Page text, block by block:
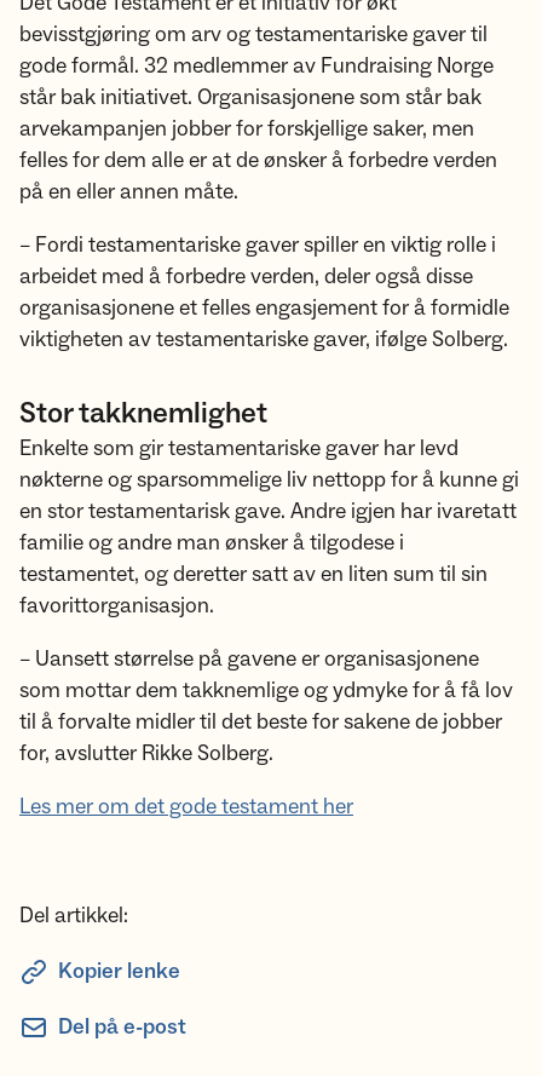
bevisstgjøring om arv og testamentariske gaver til
gode formål. 32 medlemmer av Fundraising Norge
står bak initiativet. Organisasjonene som står bak
arvekampanjen jobber for forskjellige saker, men
felles for dem alle er at de ønsker å forbedre verden
på en eller annen måte.
– Fordi testamentariske gaver spiller en viktig rolle i
arbeidet med å forbedre verden, deler også disse
organisasjonene et felles engasjement for å formidle
viktigheten av testamentariske gaver, ifølge Solberg.
Stor takknemlighet
Enkelte som gir testamentariske gaver har levd
nøkterne og sparsommelige liv nettopp for å kunne gi
en stor testamentarisk gave. Andre igjen har ivaretatt
familie og andre man ønsker å tilgodese i
testamentet, og deretter satt av en liten sum til sin
favorittorganisasjon.
– Uansett størrelse på gavene er organisasjonene
som mottar dem takknemlige og ydmyke for å få lov
til å forvalte midler til det beste for sakene de jobber
for, avslutter Rikke Solberg.
Les mer om det gode testament her
Del artikkel:
Kopier lenke
Del på e-post